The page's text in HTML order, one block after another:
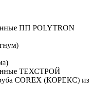
ПП POLYTRON
ТЕХСТРОЙ
COREX (КОРЕКС) из